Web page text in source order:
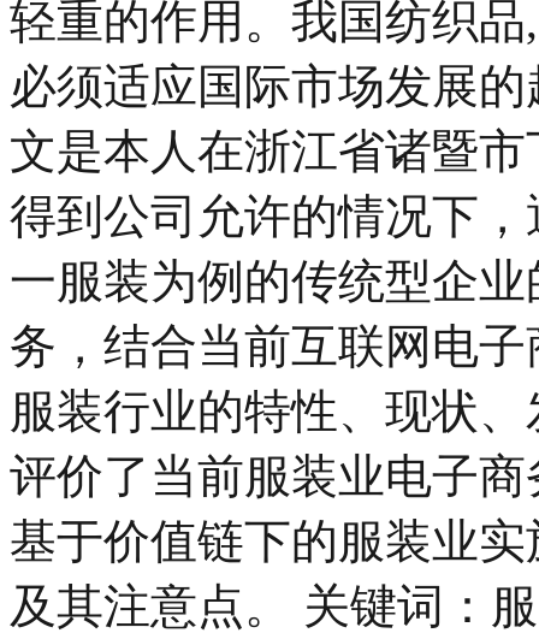
轻重的作用。我国纺织
必须适应国际市场发展
文是本人在浙江省诸暨
得到公司允许的情况下
一服装为例的传统型企
务，结合当前互联网电
服装行业的特性、现状
评价了当前服装业电子
基于价值链下的服装业
及其注意点。 关键词：